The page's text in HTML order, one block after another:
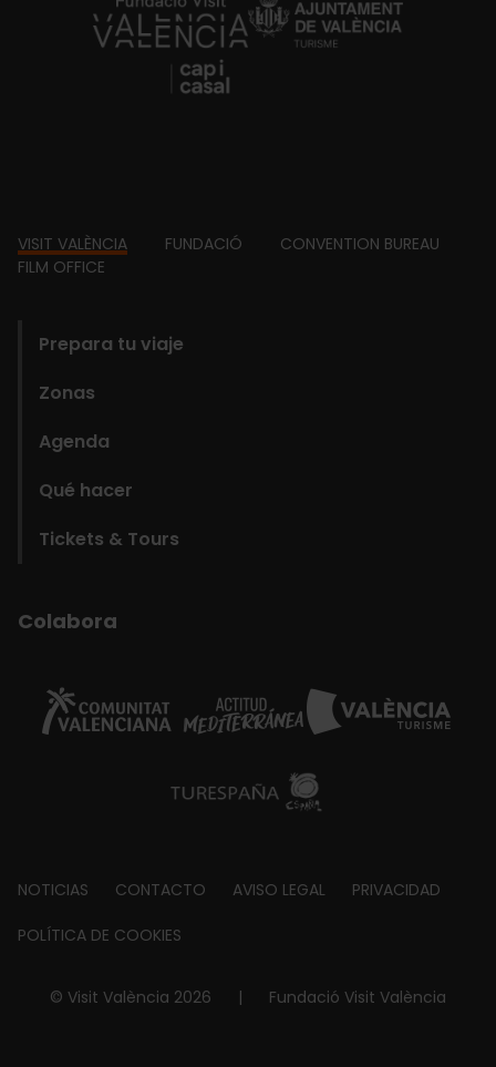
https://fundacion.visitvalencia.com/
Footer
VISIT VALÈNCIA FUNDACIÓ
CONVENTION BUREAU
FILM OFFICE
Prepara tu viaje
Zonas
Agenda
Qué hacer
Tickets & Tours
Colabora
Footer
about
NOTICIAS CONTACTO AVISO LEGAL PRIVACIDAD
POLÍTICA DE COOKIES
© Visit València 2026 | Fundació Visit València